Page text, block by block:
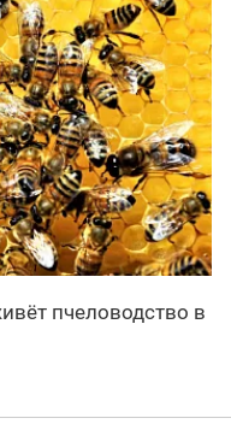
пчеловодство в